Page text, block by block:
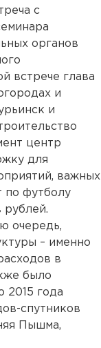
с
органов
встрече глава
и
и
центр
для
важных
по футболу
очередь,
– именно
в
было
2015 года
спутников
Пышма,